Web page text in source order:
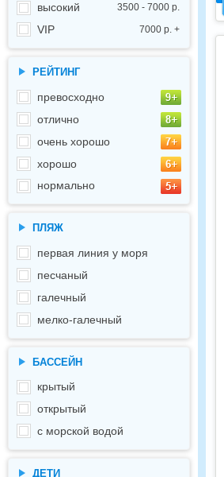
высокий 3500 - 7000 р.
VIP 7000 р. +
РЕЙТИНГ
превосходно
отлично
очень хорошо
хорошо
нормально
ПЛЯЖ
первая линия у моря
песчаный
галечный
мелко-галечный
БАССЕЙН
крытый
открытый
с морской водой
ДЕТИ